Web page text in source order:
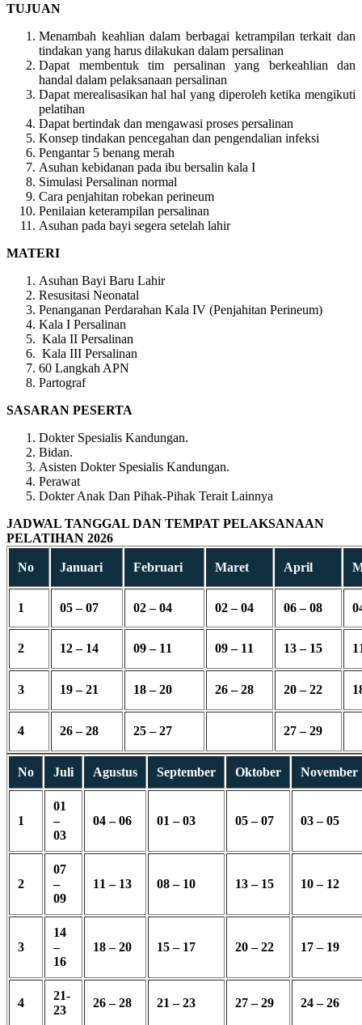
TUJUAN
Menambah keahlian dalam berbagai ketrampilan terkait dan
tindakan yang harus dilakukan dalam persalinan
Dapat membentuk tim persalinan yang berkeahlian dan
handal dalam pelaksanaan persalinan
Dapat merealisasikan hal hal yang diperoleh ketika mengikuti
pelatihan
Dapat bertindak dan mengawasi proses persalinan
Konsep tindakan pencegahan dan pengendalian infeksi
Pengantar 5 benang merah
Asuhan kebidanan pada ibu bersalin kala I
Simulasi Persalinan normal
Cara penjahitan robekan perineum
Penilaian keterampilan persalinan
Asuhan pada bayi segera setelah lahir
MATERI
Asuhan Bayi Baru Lahir
Resusitasi Neonatal
Penanganan Perdarahan Kala IV (Penjahitan Perineum)
Kala I Persalinan
Kala II Persalinan
Kala III Persalinan
60 Langkah APN
Partograf
SASARAN PESERTA
Dokter Spesialis Kandungan.
Bidan.
Asisten Dokter Spesialis Kandungan.
Perawat
Dokter Anak Dan Pihak-Pihak Terait Lainnya
JADWAL TANGGAL DAN TEMPAT PELAKSANAAN
PELATIHAN 2026
No Januari Februari Maret April
1 05 – 07 02 – 04 02 – 04 06 – 08
2 12 – 14 09 – 11 09 – 11 13 – 15
3 19 – 21 18 – 20 26 – 28 20 – 22
4 26 – 28 25 – 27 27 – 29
No Juli Agustus September Oktober November
1
01
–
03
04 – 06 01 – 03 05 – 07 03 – 05
2
07
–
09
11 – 13 08 – 10 13 – 15 10 – 12
3
14
–
16
18 – 20 15 – 17 20 – 22 17 – 19
4
21-
23
26 – 28 21 – 23 27 – 29 24 – 26